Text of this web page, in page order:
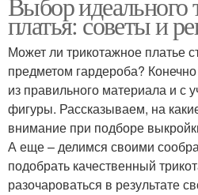
платья: советы и
Может ли трикотажное платье
предметом гардероба?
из правильного материала и с
фигуры. Рассказываем, на
внимание при подборе
А еще – делимся своими
подобрать качественный
разочароваться в результате